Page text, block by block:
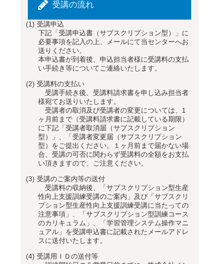
受講の流れ
(1)受講申込
下記「受講申込書（サブスクリプション型）」に
必要事項を記入の上、メールにて当センターへお
送りください。
本申込書が到着後、申込担当者様に受講料の支払
い手続き等についてご連絡いたします。
(2)受講料の支払い
受講手続き後、受講料請求書を申し込み担当者
様宛てお送りいたします。
受講者の取消及び受講者の変更については、1
ヶ月前まで（受講料請求書に記載している期限）
に下記「受講者取消届（サブスクリプション
型）」、「受講者変更届（サブスクリプション
型）をご提出ください。１ヶ月前まで届かない場
合、受講の可否に関わらず受講料の全額をお支払
い頂きますので、ご注意ください。
(3)受講のご案内等の送付
受講料の収納後、「サブスクリプション型生産
性向上支援訓練受講のご案内」及び「サブスクリ
プション型生産性向上支援訓練受講に当たっての
注意事項」、「サブスクリプション型訓練コース
のカリキュラム」、「学習管理システム操作マニ
ュアル」を受講申込書に記載されたメールアドレ
スに送付いたします。
(4)受講用ＩＤの送付等